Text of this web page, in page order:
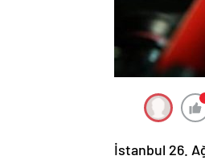
İstanbul 26.